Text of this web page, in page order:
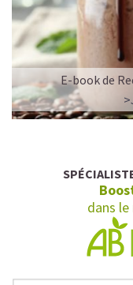
E-book de
dans